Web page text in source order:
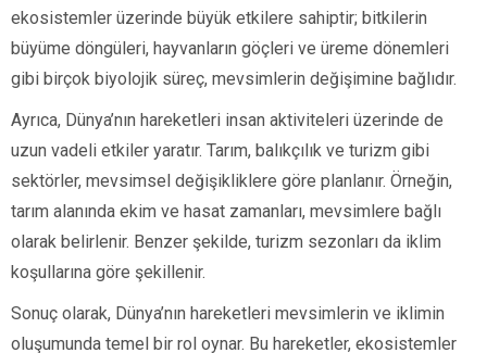
ekosistemler üzerinde büyük etkilere sahiptir; bitkilerin
büyüme döngüleri, hayvanların göçleri ve üreme dönemleri
gibi birçok biyolojik süreç, mevsimlerin değişimine bağlıdır.
Ayrıca, Dünya’nın hareketleri insan aktiviteleri üzerinde de
uzun vadeli etkiler yaratır. Tarım, balıkçılık ve turizm gibi
sektörler, mevsimsel değişikliklere göre planlanır. Örneğin,
tarım alanında ekim ve hasat zamanları, mevsimlere bağlı
olarak belirlenir. Benzer şekilde, turizm sezonları da iklim
koşullarına göre şekillenir.
Sonuç olarak, Dünya’nın hareketleri mevsimlerin ve iklimin
oluşumunda temel bir rol oynar. Bu hareketler, ekosistemler